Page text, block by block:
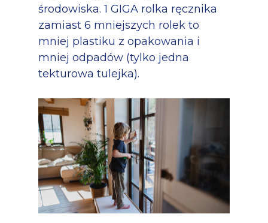
środowiska. 1 GIGA rolka ręcznika
zamiast 6 mniejszych rolek to
mniej plastiku z opakowania i
mniej odpadów (tylko jedna
tekturowa tulejka).